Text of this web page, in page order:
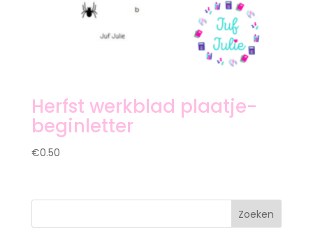
Herfst werkblad plaatje-
beginletter
€0.50